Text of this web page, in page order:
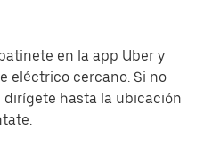
en la app Uber y
eléctrico cercano. Si no
dirígete hasta la ubicación